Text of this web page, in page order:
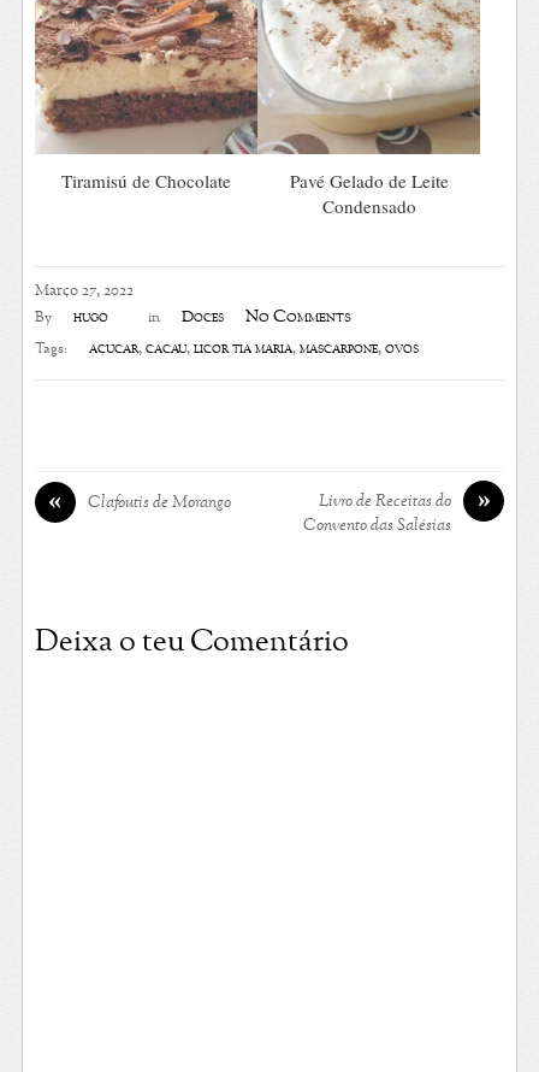
Março 27, 2022
By hugo in Doces No Comments
Tags: açúcar,cacau,licor tia maria,mascarpone,ovos
Tiramisú de Chocolate
Pavé Gelado de Leite
Condensado
« Clafoutis de Morango »
Livro de Receitas do
Convento das Salésias
Deixa o teu Comentário